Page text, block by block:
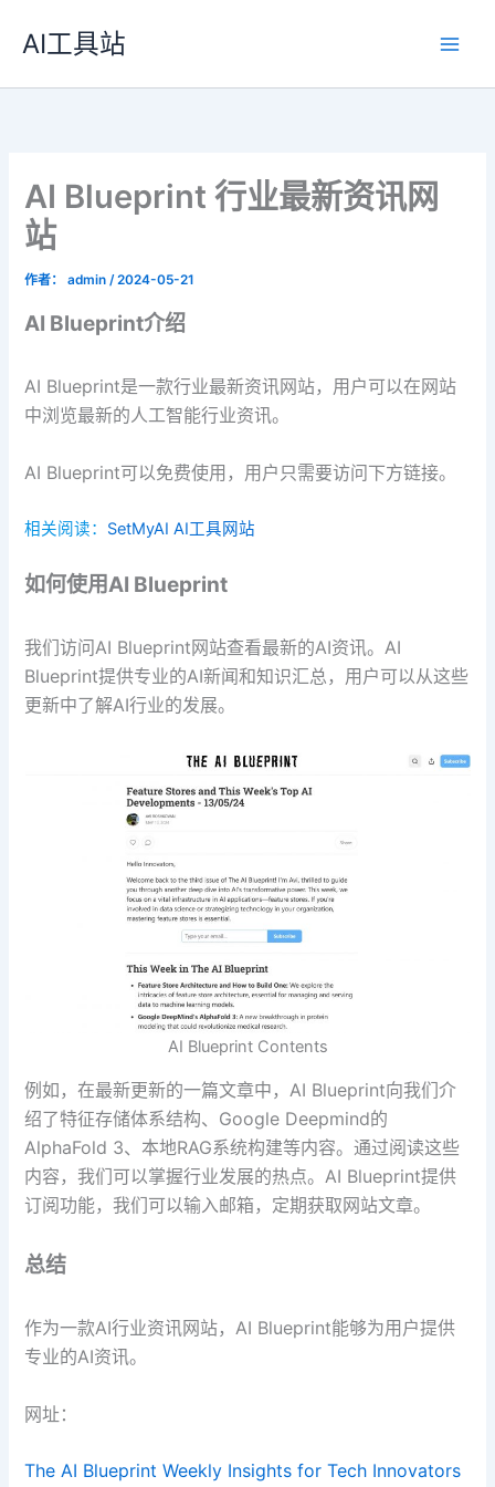
容
AI工具站
AI Blueprint 行业最新资讯网
站
作者： admin/2024-05-21
AI Blueprint介绍
AI Blueprint是一款行业最新资讯网站，用户可以在网站
中浏览最新的人工智能行业资讯。
AI Blueprint可以免费使用，用户只需要访问下方链接。
相关阅读： SetMyAI AI工具网站
如何使用AI Blueprint
我们访问AI Blueprint网站查看最新的AI资讯。AI
Blueprint提供专业的AI新闻和知识汇总，用户可以从这些
更新中了解AI行业的发展。
AI Blueprint Contents
例如，在最新更新的一篇文章中，AI Blueprint向我们介
绍了特征存储体系结构、Google Deepmind的
AlphaFold 3、本地RAG系统构建等内容。通过阅读这些
内容，我们可以掌握行业发展的热点。AI Blueprint提供
订阅功能，我们可以输入邮箱，定期获取网站文章。
总结
作为一款AI行业资讯网站，AI Blueprint能够为用户提供
专业的AI资讯。
网址：
The AI Blueprint Weekly Insights for Tech Innovators